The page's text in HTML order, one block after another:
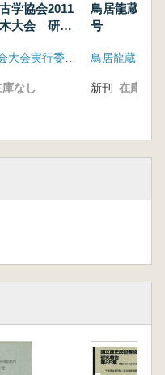
次) 137
176
跡、上原遺跡Ⅱ、
遺跡Ⅱ、赤池4号
跡Ⅲ、いじま遺跡、
学協会2011
大会 研究
庫なし
鳥居龍蔵研
号
鳥居龍蔵を語
新刊 在庫なし